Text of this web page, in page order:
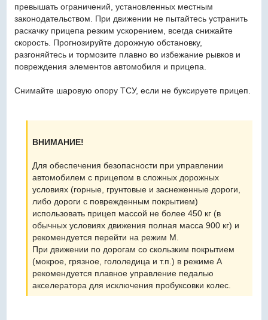
превышать ограничений, установленных местным
законодательством. При движении не пытайтесь устранить
раскачку прицепа резким ускорением, всегда снижайте
скорость. Прогнозируйте дорожную обстановку,
разгоняйтесь и тормозите плавно во избежание рывков и
повреждения элементов автомобиля и прицепа.
Снимайте шаровую опору ТСУ, если не буксируете прицеп.
ВНИМАНИЕ!
Для обеспечения безопасности при управлении
автомобилем с прицепом в сложных дорожных
условиях (горные, грунтовые и заснеженные дороги,
либо дороги с поврежденным покрытием)
использовать прицеп массой не более 450 кг (в
обычных условиях движения полная масса 900 кг) и
рекомендуется перейти на режим М.
При движении по дорогам со скользким покрытием
(мокрое, грязное, гололедица и т.п.) в режиме А
рекомендуется плавное управление педалью
акселератора для исключения пробуксовки колес.